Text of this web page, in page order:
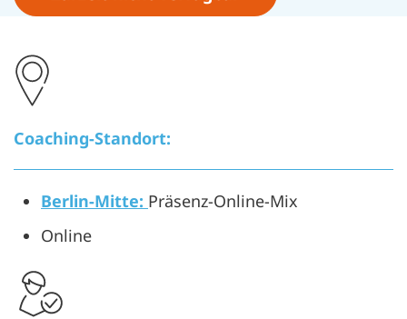
Coaching-Standort:
Berlin-Mitte: Präsenz-Online-Mix
Online